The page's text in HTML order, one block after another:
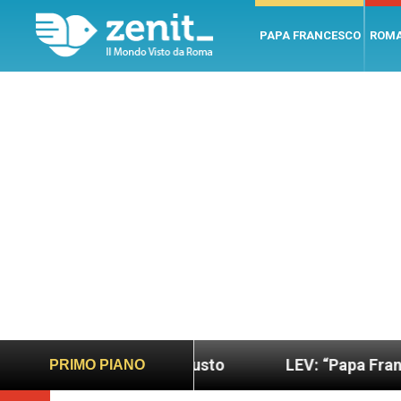
PAPA FRANCESCO
PRIMO PIANO
e giusto LEV: “Papa Francesco. Un